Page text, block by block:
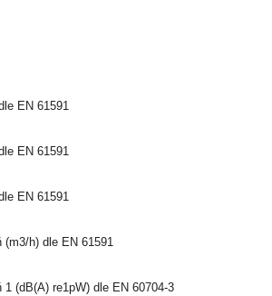
EN 61591
EN 61591
EN 61591
h) dle EN 61591
(dB(A) re1pW) dle EN 60704-3